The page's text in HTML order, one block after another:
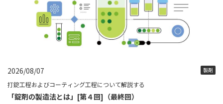
2026/08/07 製剤
打錠工程およびコーティング工程について解説する
「錠剤の製造法とは」[第４回]（最終回）